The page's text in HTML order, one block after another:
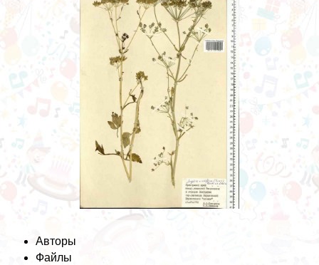
Авторы
Файлы